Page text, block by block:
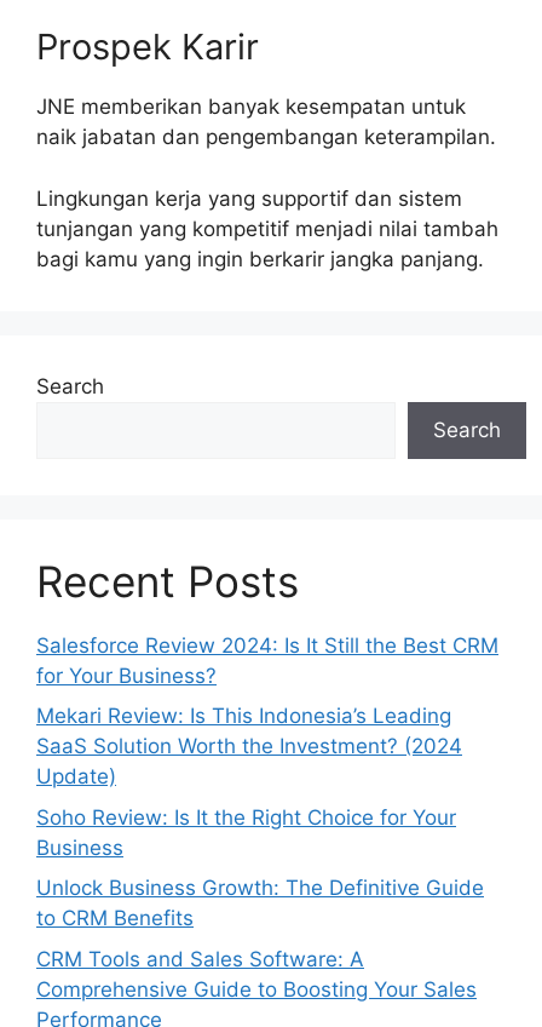
Prospek Karir
JNE memberikan banyak kesempatan untuk
naik jabatan dan pengembangan keterampilan.
Lingkungan kerja yang supportif dan sistem
tunjangan yang kompetitif menjadi nilai tambah
bagi kamu yang ingin berkarir jangka panjang.
Search
Search
Recent Posts
Salesforce Review 2024: Is It Still the Best CRM
for Your Business?
Mekari Review: Is This Indonesia’s Leading
SaaS Solution Worth the Investment? (2024
Update)
Soho Review: Is It the Right Choice for Your
Business
Unlock Business Growth: The Definitive Guide
to CRM Benefits
CRM Tools and Sales Software: A
Comprehensive Guide to Boosting Your Sales
Performance